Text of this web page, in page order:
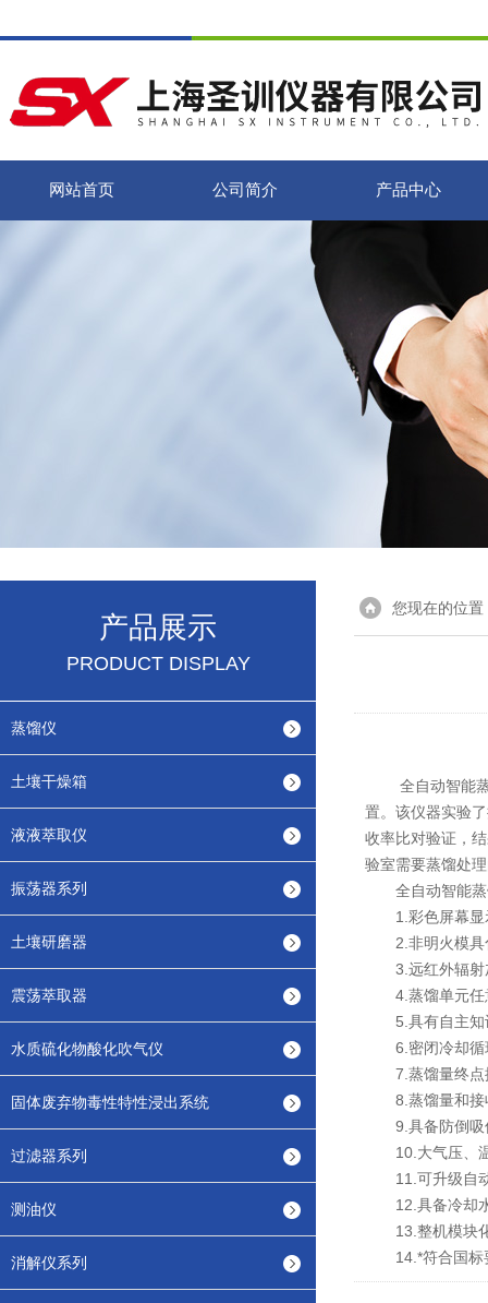
网站首页 公司简介 产品中心
产品展示
PRODUCT DISPLAY
蒸馏仪
土壤干燥箱
液液萃取仪
振荡器系列
土壤研磨器
震荡萃取器
水质硫化物酸化吹气仪
固体废弃物毒性特性浸出系统
过滤器系列
测油仪
消解仪系列
您现在的位置
全自动智能蒸
置。该仪器实验
收率比对验证，
验室需要蒸馏处
全自动智能蒸
1.彩色屏幕显示
2.非明火模具
3.远红外辐射加
4.蒸馏单元任意
5.具有自主知识
6.密闭冷却循环
7.蒸馏量终点控
8.蒸馏量和接收
9.具备防倒吸保
10.大气压、温
11.可升级自动
12.具备冷却水
13.整机模块化
14.*符合国标要